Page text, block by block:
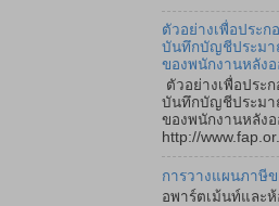
ตัวอย่างเพื่อประก
บันทึกบัญชีประมา
ของพนักงานหลัง
ตัวอย่างเพื่อประ
บันทึกบัญชีประมา
ของพนักงานหลัง
http://
การวางแผนภาษี
อพาร์ตเม้นท์และ